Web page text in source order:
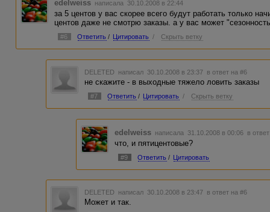
edelweiss написала 30.10.2008 в 22:44
за 5 центов у вас скорее всего будут работать только
центов даже не смотрю заказы. а у вас может
#6 Ответить / Цитировать / Скрыть ветку
DELETED написал 30.10.2008 в 23:37 в ответ на #6
не скажите - в выходные тяжело ловить заказы
#7 Ответить / Цитировать / Скрыть ветку
edelweiss написала 31.10.2008 в 00:06 в
что, и пятицентовые?
#9 Ответить / Цитировать
DELETED написал 30.10.2008 в 23:47 в ответ на #6
Может и так.